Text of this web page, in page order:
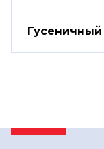
Гусеничный